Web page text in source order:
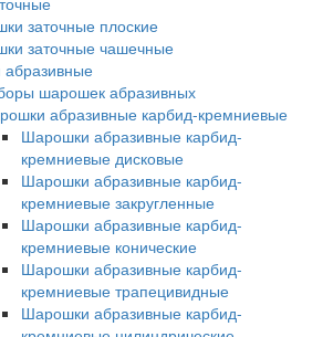
заточные плоские
заточные чашечные
шарошек абразивных
абразивные карбид-кремниевые
Шарошки абразивные карбид-
кремниевые дисковые
Шарошки абразивные карбид-
кремниевые закругленные
Шарошки абразивные карбид-
кремниевые конические
Шарошки абразивные карбид-
кремниевые трапецивидные
Шарошки абразивные карбид-